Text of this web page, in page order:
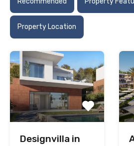
Property Location
Designvilla in